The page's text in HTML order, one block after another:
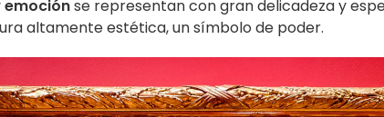
emociónse representan con gran delicadeza y
altamente estética, un símbolo de poder.